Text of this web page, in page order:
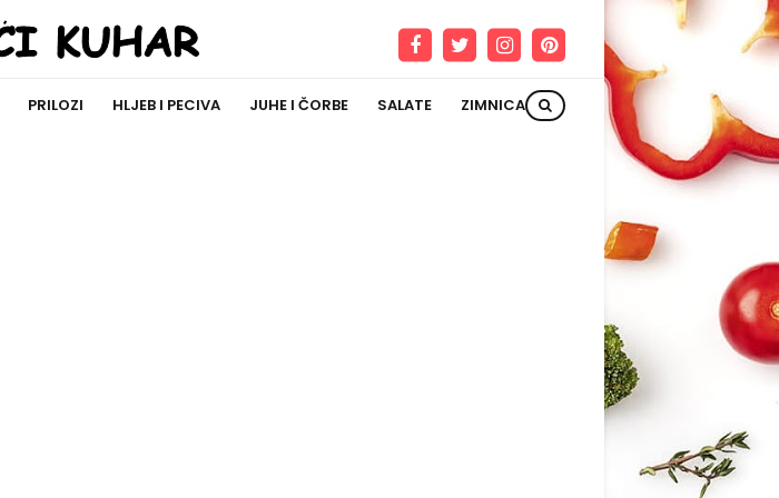
PRILOZI HLJEB I PECIVA JUHE I ČORBE SALATE ZIMNICA